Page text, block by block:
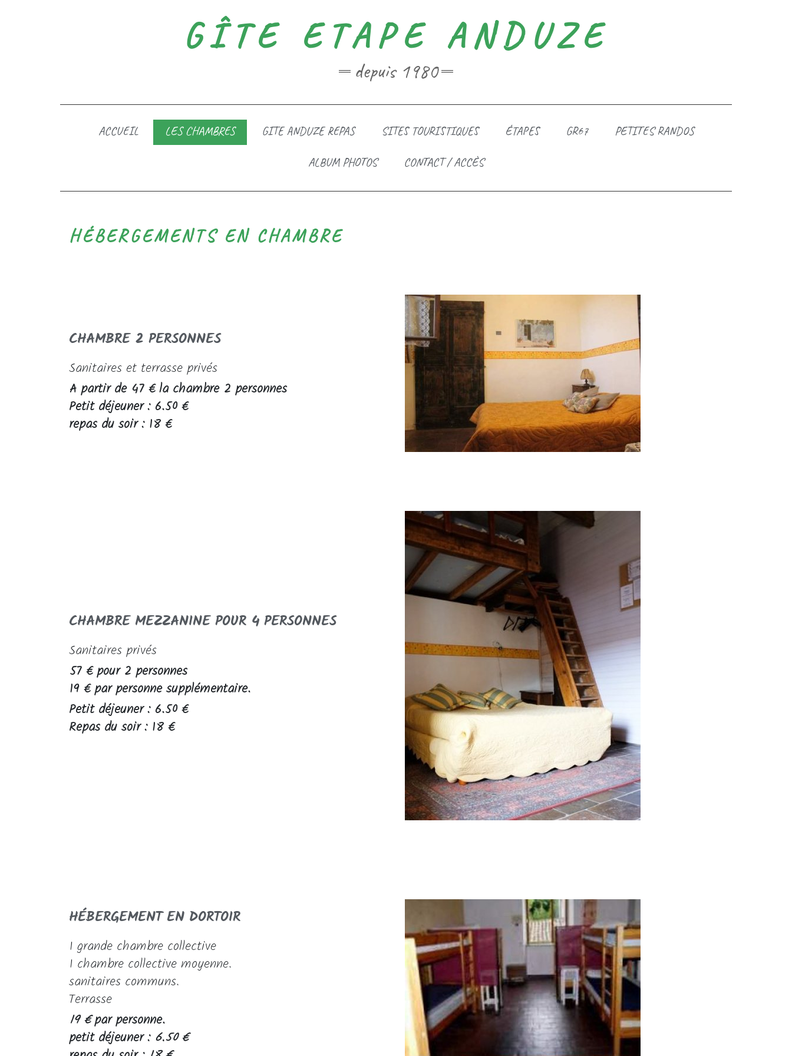
GÎTE ETAPE ANDUZE
depuis 1980
ACCUEIL LES CHAMBRES GITE ANDUZE REPAS SITES TOURISTIQUES ÉTAPES GR67 PETITES RANDOS
ALBUM PHOTOS CONTACT / ACCÈS
HÉBERGEMENTS EN CHAMBRE
CHAMBRE 2 PERSONNES
Sanitaires et terrasse privés
A partir de 47 € la chambre 2 personnes
Petit déjeuner : 6.50 €
repas du soir : 18 €
CHAMBRE MEZZANINE POUR 4 PERSONNES
Sanitaires privés
57 € pour 2 personnes
19 € par personne supplémentaire.
Petit déjeuner : 6.50 €
Repas du soir : 18 €
HÉBERGEMENT EN DORTOIR
1 grande chambre collective
1 chambre collective moyenne.
sanitaires communs.
Terrasse
19 €par personne.
petit déjeuner : 6.50 €